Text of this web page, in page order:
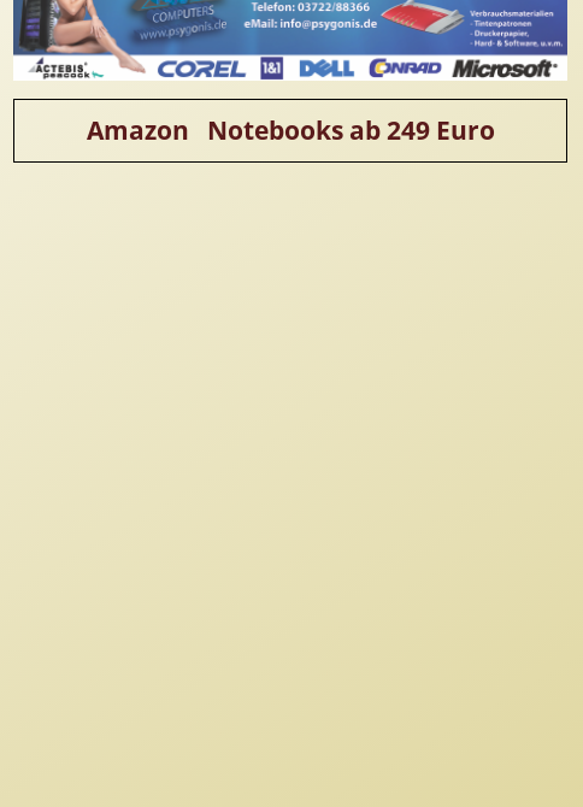
Amazon Notebooks ab 249 Euro